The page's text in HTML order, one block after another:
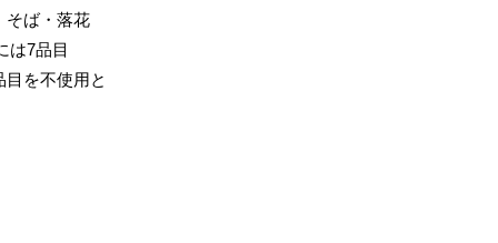
そば・落花
は7品目
を不使用と